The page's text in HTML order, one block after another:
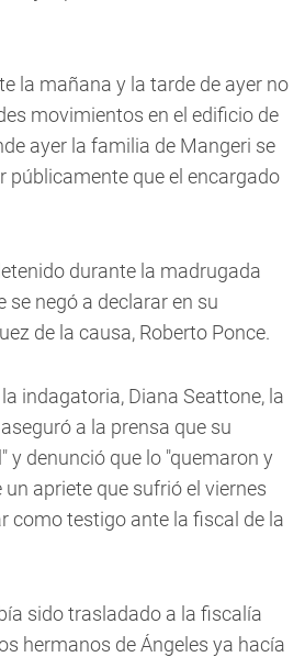
la mañana y la tarde de ayer no
movimientos en el edificio de
ayer la familia de Mangeri se
públicamente que el encargado
durante la madrugada
se negó a declarar en su
de la causa, Roberto Ponce.
indagatoria, Diana Seattone, la
a la prensa que su
y denunció que lo "quemaron y
apriete que sufrió el viernes
como testigo ante la fiscal de la
sido trasladado a la fiscalía
hermanos de Ángeles ya hacía